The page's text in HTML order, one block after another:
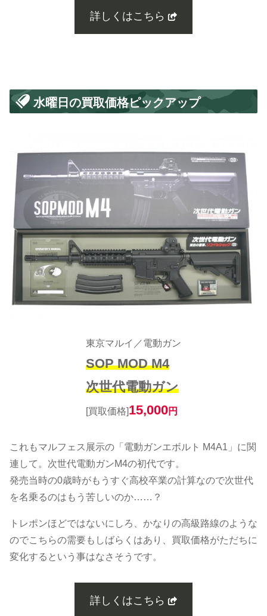
詳しくはこちら
水曜日の買取価格ピックアップ
東京マルイ／電動ガン
SOP MOD M4
次世代電動ガン
[買取価格] 15,000円
これもマルフェス展示の「電動ガンエボルト M4A1」に関
連して。次世代電動ガンM4の初代です。
発売当時の0歳時がもうすぐ高校卒業の計算なので次世代
を名乗るのはもう苦しいのか……？
トレポンほどではないにしろ、かなりの高級路線のような
のでこちらの需要もしばらくはあり、買取価格がただちに
変化するという事はなさそうです。
詳しくはこちら